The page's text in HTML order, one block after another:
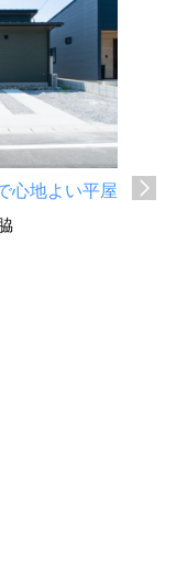
心地よい平屋 深い軒